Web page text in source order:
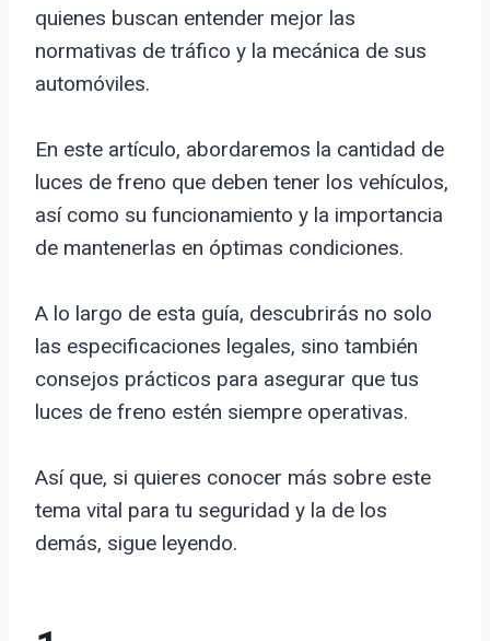
quienes buscan entender mejor las
normativas de tráfico y la mecánica de sus
automóviles.
En este artículo, abordaremos la cantidad de
luces de freno que deben tener los vehículos,
así como su funcionamiento y la importancia
de mantenerlas en óptimas condiciones.
A lo largo de esta guía, descubrirás no solo
las especificaciones legales, sino también
consejos prácticos para asegurar que tus
luces de freno estén siempre operativas.
Así que, si quieres conocer más sobre este
tema vital para tu seguridad y la de los
demás, sigue leyendo.